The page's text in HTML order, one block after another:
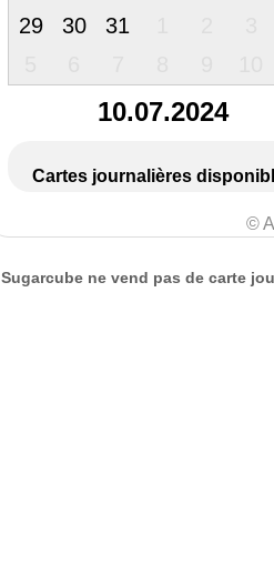
29
30 31
10.07.2024
Cartes journalières
©
Sugarcube ne vend pas de carte